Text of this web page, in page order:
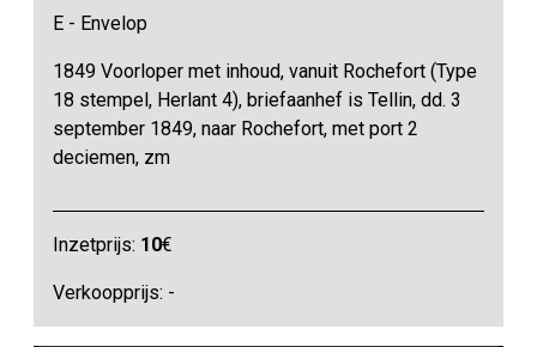
E - Envelop
1849 Voorloper met inhoud, vanuit Rochefort (Type
18 stempel, Herlant 4), briefaanhef is Tellin, dd. 3
september 1849, naar Rochefort, met port 2
deciemen, zm
Inzetprijs: 10€
Verkoopprijs: -